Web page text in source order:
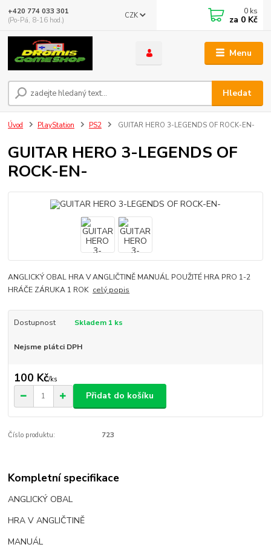
Menu
CZK
Hledat
+420 774 033 301
(Po-Pá, 8-16 hod.)
0 ks
za 0 Kč
Úvod PlayStation PS2 GUITAR HERO 3-LEGENDS OF ROCK-EN-
GUITAR HERO 3-LEGENDS OF
ROCK-EN-
ANGLICKÝ OBAL HRA V ANGLIČTINĚ MANUÁL POUŽITÉ HRA PRO 1-2
HRÁČE ZÁRUKA 1 ROK celý popis
Dostupnost Skladem 1 ks
Nejsme plátci DPH
100 Kč/ks
Přidat do košíku
Číslo produktu: 723
Kompletní specifikace
ANGLICKÝ OBAL
HRA V ANGLIČTINĚ
MANUÁL